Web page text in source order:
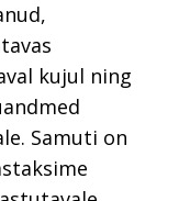
kujul ning
Samuti on